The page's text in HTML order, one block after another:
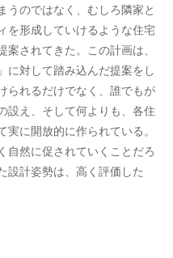
うのではなく、むしろ隣家と
を形成していけるような住宅
されてきた。この計画は、
に対して踏み込んだ提案をし
られるだけでなく、誰でもが
設え、そして何よりも、各住
実に開放的に作られている。
自然に促されていくことだろ
設計姿勢は、高く評価した